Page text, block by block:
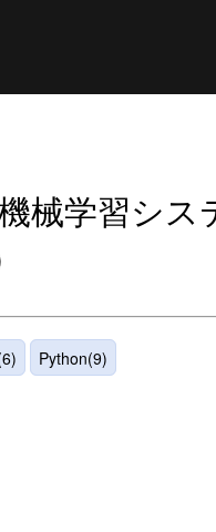
械学習シス
Python(9)